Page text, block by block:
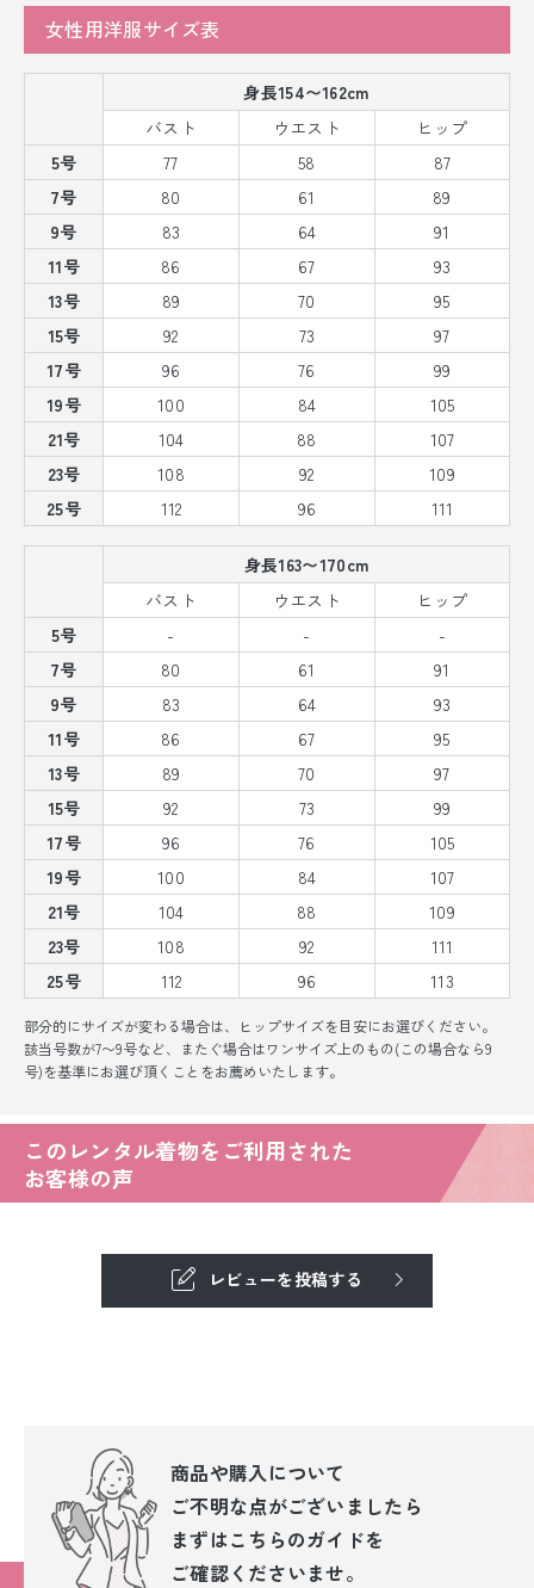
女性用洋服サイズ表
身長154〜162cm
バスト
ウエスト
ヒップ
5号
77 58
87
7号
80 61
89
9号
83 64
91
11号
86 67
93
13号
89 70
95
15号
92 73
97
17号
96 76
99
19号
100 84
105
21号
104 88
107
23号
108 92
109
25号
112 96 111
身長163〜170cm
バスト
ウエスト
ヒップ
5号
- -
-
7号
80 61
91
9号
83 64
93
11号
86 67
95
13号
89 70
97
15号
92 73
99
17号
96 76
105
19号
100 84
107
21号
104 88
109
23号
108 92
111
25号
112 96 113
部分的にサイズが変わる場合は、ヒップサイズを目安にお選びください。
該当号数が7〜9号など、またぐ場合はワンサイズ上のもの(この場合なら9
号)を基準にお選び頂くことをお薦めいたします。
このレンタル着物をご利用された
お客様の声
レビューを投稿する
商品や購入について
ご不明な点がございましたら
まずはこちらのガイドを
ご確認くださいませ。